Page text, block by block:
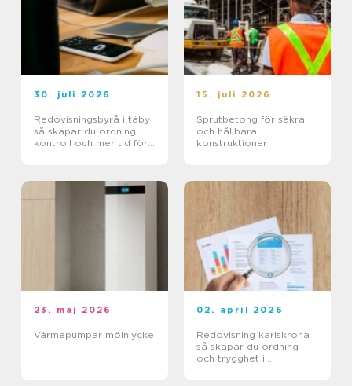
30. juli 2026
Redovisningsbyrå i täby
så skapar du ordning,
kontroll och mer tid för
15. juli 2026
Sprutbetong för säkra
och hållbara
konstruktioner
23. maj 2026
Värmepumpar mölnlycke
02. april 2026
Redovisning karlskrona
så skapar du ordning
och trygghet i